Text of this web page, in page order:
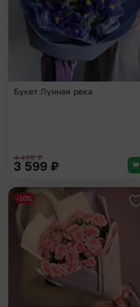
Букет Лунная река
4 499₽
3 599 ₽
-10%